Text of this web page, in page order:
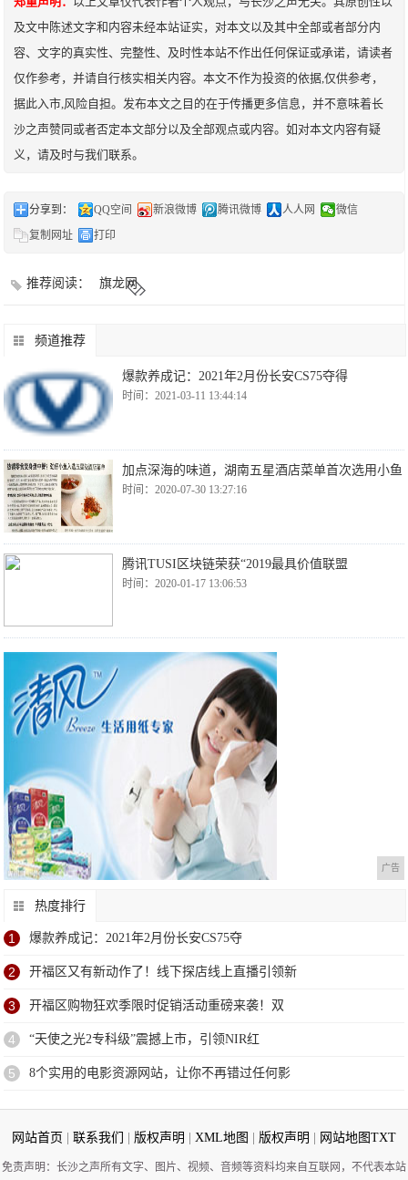
及文中陈述文字和内容未经本站证实，对本文以及其中全部或者部分内
容、文字的真实性、完整性、及时性本站不作出任何保证或承诺，请读者
仅作参考，并请自行核实相关内容。本文不作为投资的依据,仅供参考，
据此入市,风险自担。发布本文之目的在于传播更多信息，并不意味着长
沙之声赞同或者否定本文部分以及全部观点或内容。如对本文内容有疑
义，请及时与我们联系。
分享到： QQ空间 新浪微博 腾讯微博 人人网
微信
复制网址
打印
推荐阅读： 旗龙网
频道推荐
爆款养成记：2021年2月份长安CS75夺得
时间：2021-03-11 13:44:14
加点深海的味道，湖南五星酒店菜单首次选用小鱼
时间：2020-07-30 13:27:16
腾讯TUSI区块链荣获“2019最具价值联盟
时间：2020-01-17 13:06:53
广告
热度排行
1 爆款养成记：2021年2月份长安CS75夺
2 开福区又有新动作了！线下探店线上直播引领新
3 开福区购物狂欢季限时促销活动重磅来袭！​双
4 “天使之光2专科级”震撼上市，引领NIR红
5 8个实用的电影资源网站，让你不再错过任何影
网站首页 联系我们 版权声明 XML地图 版权声明 网站地图TXT
免责声明：长沙之声所有文字、图片、视频、音频等资料均来自互联网，不代表本站